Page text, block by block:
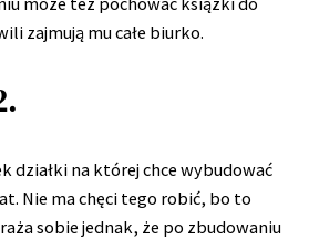
zajmują mu całe biurko.
działki na której chce wybudować
Nie ma chęci tego robić, bo to
sobie jednak, że po zbudowaniu